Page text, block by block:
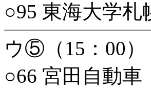
○95 東海大学札
ウ⑤（15：00）
○66 宮田自動車